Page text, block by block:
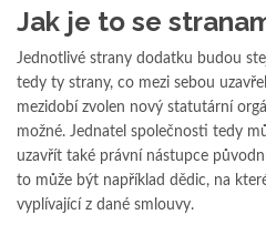
Jak je to se
Jednotlivé strany dodatku budou
tedy ty strany, co mezi sebou
mezidobí zvolen nový statutární
možné. Jednatel společnosti tedy
uzavřít také právní nástupce
to může být například dědic, na
vyplívající z dané smlouvy.